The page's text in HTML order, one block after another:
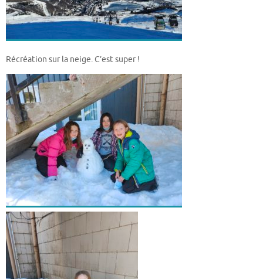
Récréation sur la neige. C’est super !